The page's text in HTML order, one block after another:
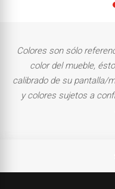
Colores son sólo
color del mueble,
calibrado de su pantalla/
y colores sujetos a